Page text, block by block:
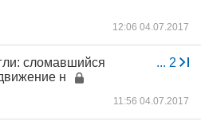
12:06 04.07.2017
... 2
сломавшийся
н
11:56 04.07.2017